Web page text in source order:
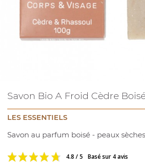
Savon Bio A Froid Cèdre
LES ESSENTIELS
Savon au parfum boisé - peaux
4.8 / 5 Basé sur 4 avis